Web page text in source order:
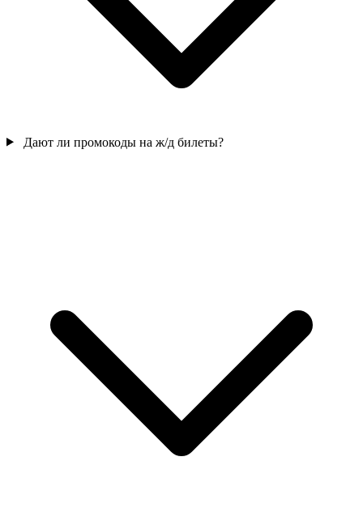
Дают ли промокоды на ж/д билеты?